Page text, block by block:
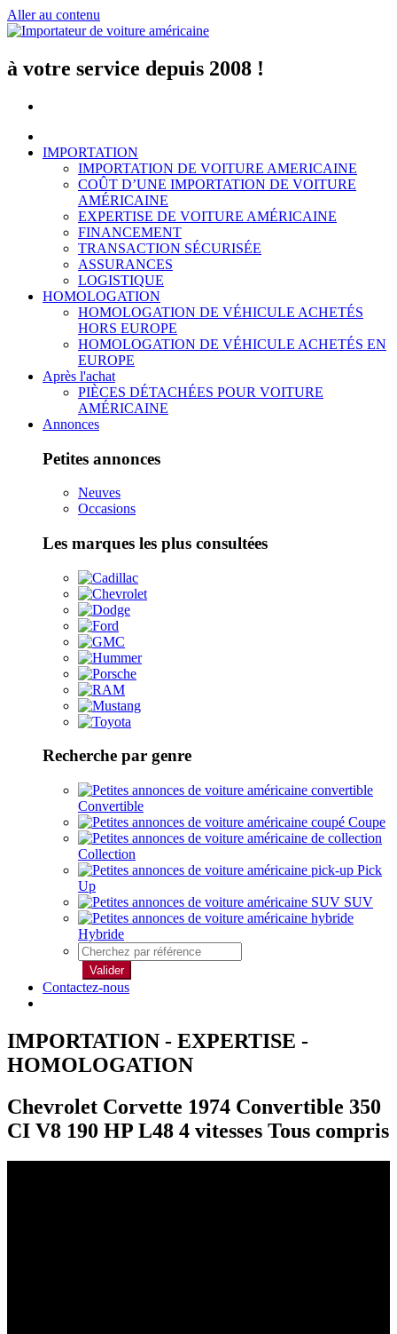
Aller au contenu
à votre service depuis 2008 !
IMPORTATION
IMPORTATION DE VOITURE AMERICAINE
COÛT D’UNE IMPORTATION DE VOITURE
AMÉRICAINE
EXPERTISE DE VOITURE AMÉRICAINE
FINANCEMENT
TRANSACTION SÉCURISÉE
ASSURANCES
LOGISTIQUE
HOMOLOGATION
HOMOLOGATION DE VÉHICULE ACHETÉS
HORS EUROPE
HOMOLOGATION DE VÉHICULE ACHETÉS EN
EUROPE
Après l'achat
PIÈCES DÉTACHÉES POUR VOITURE
AMÉRICAINE
Annonces
Petites annonces
Neuves
Occasions
Les marques les plus consultées
Recherche par genre
Convertible
Coupe
Collection
Pick
Up
SUV
Hybride
Valider
Contactez-nous
IMPORTATION - EXPERTISE -
HOMOLOGATION
Chevrolet Corvette 1974 Convertible 350
CI V8 190 HP L48 4 vitesses Tous compris